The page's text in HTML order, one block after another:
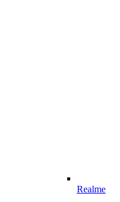
Realme